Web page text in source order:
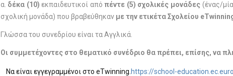
α. δέκα (10) εκπαιδευτικοί απόπέντε (5) σχολικές μονάδες(ένας/
σχολική μονάδα) που βραβεύθηκαν με την ετικέτα Σχολείου
Γλώσσα του συνεδρίου είναι τα Αγγλικά.
Οι συμμετέχοντες στο θεματικό συνέδριο θα πρέπει, επίσης, να
Να είναι εγγεγραμμένοι στο eTwinning. https://school-